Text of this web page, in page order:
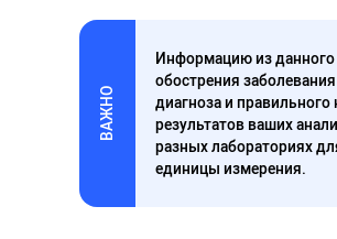
ВАЖНО
Информацию из данного
обострения
диагноза и
результатов ваших
разных лабораториях
единицы измерения.